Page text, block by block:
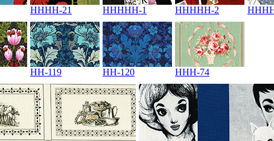
HHHH-21 HHHHH-1 HHHHH-2
HH-119 HH-120 HHH-74